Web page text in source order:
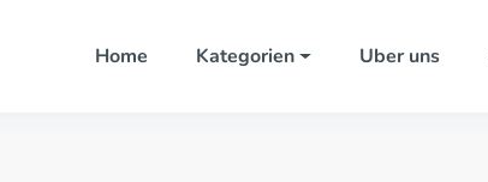
Home Kategorien Uber uns